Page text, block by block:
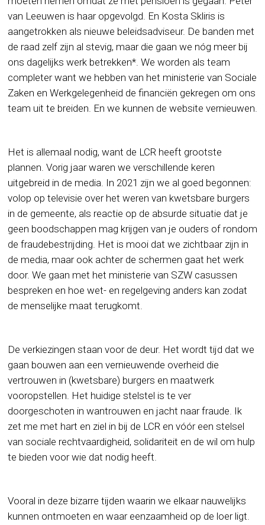
van Leeuwen is haar opgevolgd. En Kosta Skliris is
aangetrokken als nieuwe beleidsadviseur. De banden met
de raad zelf zijn al stevig, maar die gaan we nóg meer bij
ons dagelijks werk betrekken*. We worden als team
completer want we hebben van het ministerie van Sociale
Zaken en Werkgelegenheid de financiën gekregen om ons
team uit te breiden. En we kunnen de website vernieuwen.
Het is allemaal nodig, want de LCR heeft grootste
plannen. Vorig jaar waren we verschillende keren
uitgebreid in de media. In 2021 zijn we al goed begonnen:
volop op televisie over het weren van kwetsbare burgers
in de gemeente, als reactie op de absurde situatie dat je
geen boodschappen mag krijgen van je ouders of rondom
de fraudebestrijding. Het is mooi dat we zichtbaar zijn in
de media, maar ook achter de schermen gaat het werk
door. We gaan met het ministerie van SZW casussen
bespreken en hoe wet- en regelgeving anders kan zodat
de menselijke maat terugkomt.
De verkiezingen staan voor de deur. Het wordt tijd dat we
gaan bouwen aan een vernieuwende overheid die
vertrouwen in (kwetsbare) burgers en maatwerk
vooropstellen. Het huidige stelstel is te ver
doorgeschoten in wantrouwen en jacht naar fraude. Ik
zet me met hart en ziel in bij de LCR en vóór een stelsel
van sociale rechtvaardigheid, solidariteit en de wil om hulp
te bieden voor wie dat nodig heeft.
Vooral in deze bizarre tijden waarin we elkaar nauwelijks
kunnen ontmoeten en waar eenzaamheid op de loer ligt.